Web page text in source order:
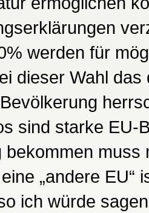
werden für
dieser Wahl
sind starke EU-
bekommen
„andere
ich würde